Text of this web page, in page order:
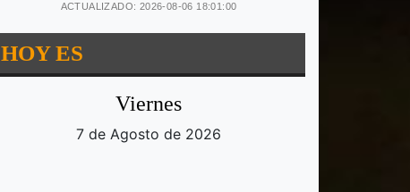
ACTUALIZADO: 2026-08-06 18:01:00
HOY ES
Viernes
7 de Agosto de 2026